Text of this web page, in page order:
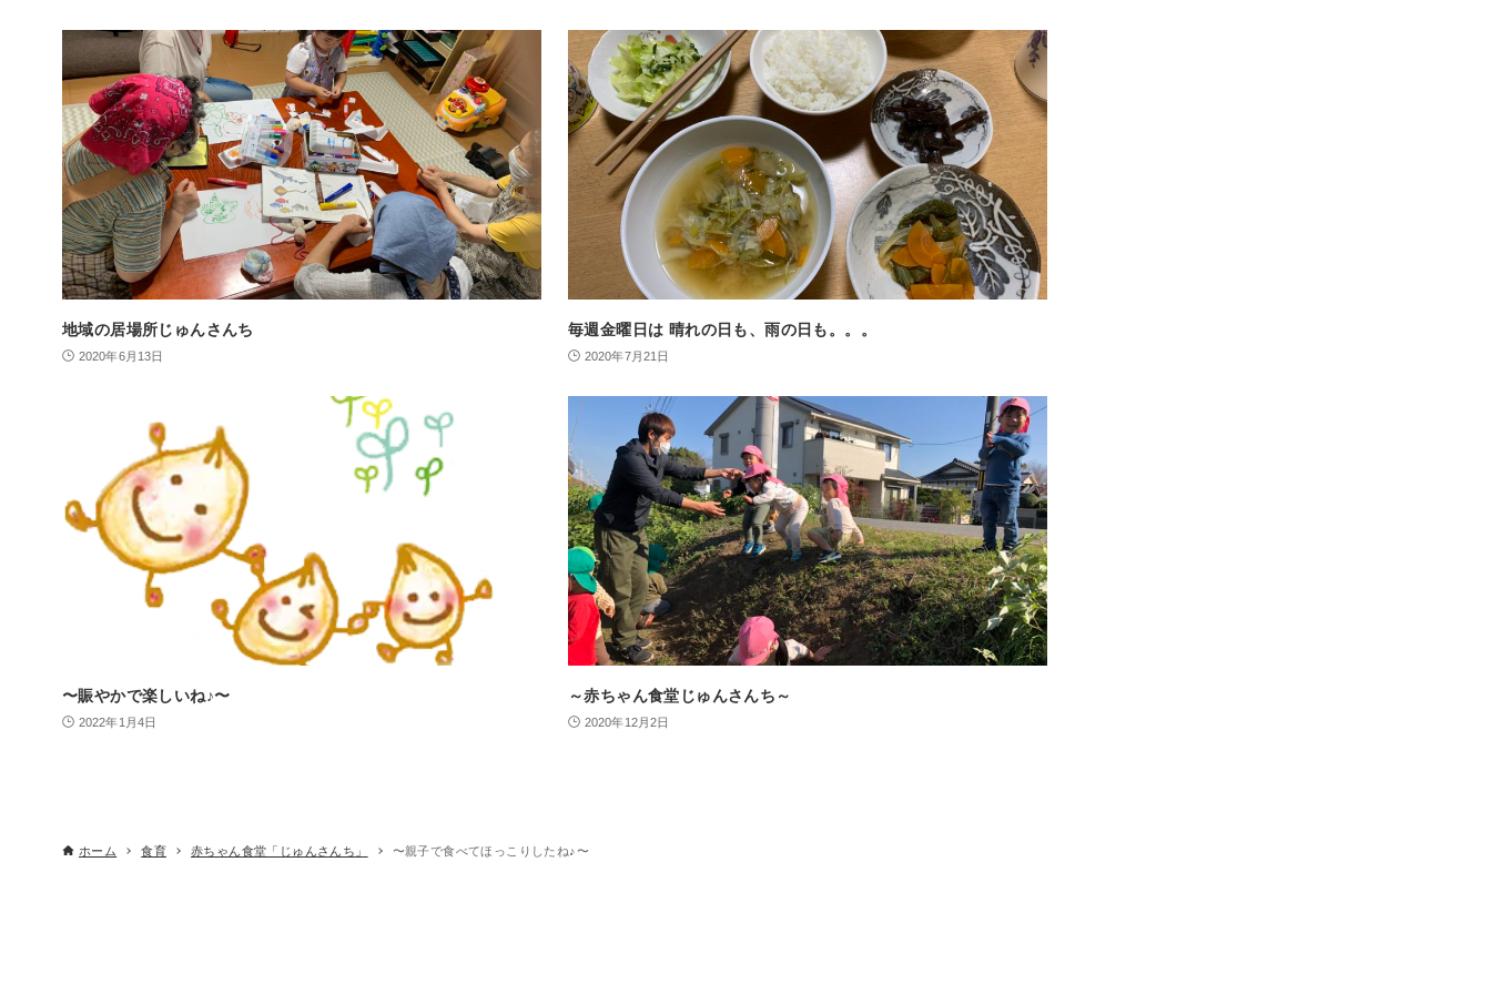
地域の居場所じゅんさんち
2020年6月13日
毎週金曜日は 晴れの日も、雨の日も。。。
2020年7月21日
〜賑やかで楽しいね♪〜
2022年1月4日
～赤ちゃん食堂じゅんさんち～
2020年12月2日
ホーム 食育 赤ちゃん食堂「じゅんさんち」 〜親子で食べてほっこりしたね♪〜